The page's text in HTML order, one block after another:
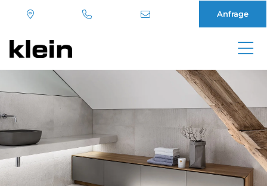
Inhalt
Anfrage